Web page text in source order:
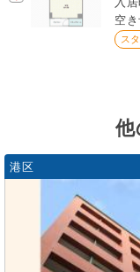
空
ス
他
港区